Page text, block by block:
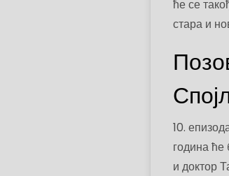
ће се
стара и
10.
година ће
и доктор